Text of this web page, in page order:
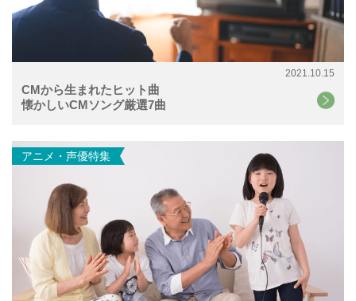
2021.10.15
CMから生まれたヒット曲
懐かしいCMソング厳選7曲
アニメ・声優特集